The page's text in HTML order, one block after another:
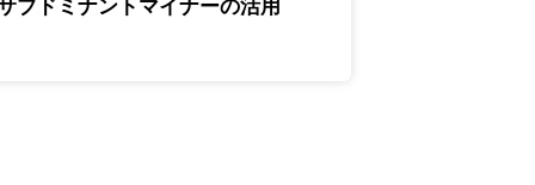
ブドミナントマイナーの活用